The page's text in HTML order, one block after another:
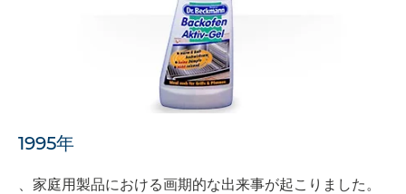
1995年
、家庭用製品における画期的な出来事が起こりました。